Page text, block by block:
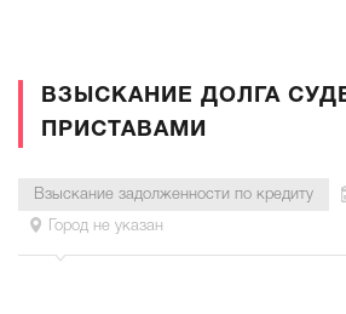
ВЗЫСКАНИЕ ДОЛГА
ПРИСТАВАМИ
Взыскание задолженности по кредиту
Город не указан